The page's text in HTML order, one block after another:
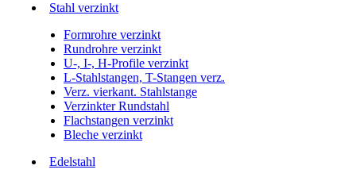
Stahl verzinkt
Formrohre verzinkt
Rundrohre verzinkt
U-, I-, H-Profile verzinkt
L-Stahlstangen, T-Stangen verz.
Verz. vierkant. Stahlstange
Verzinkter Rundstahl
Flachstangen verzinkt
Bleche verzinkt
Edelstahl